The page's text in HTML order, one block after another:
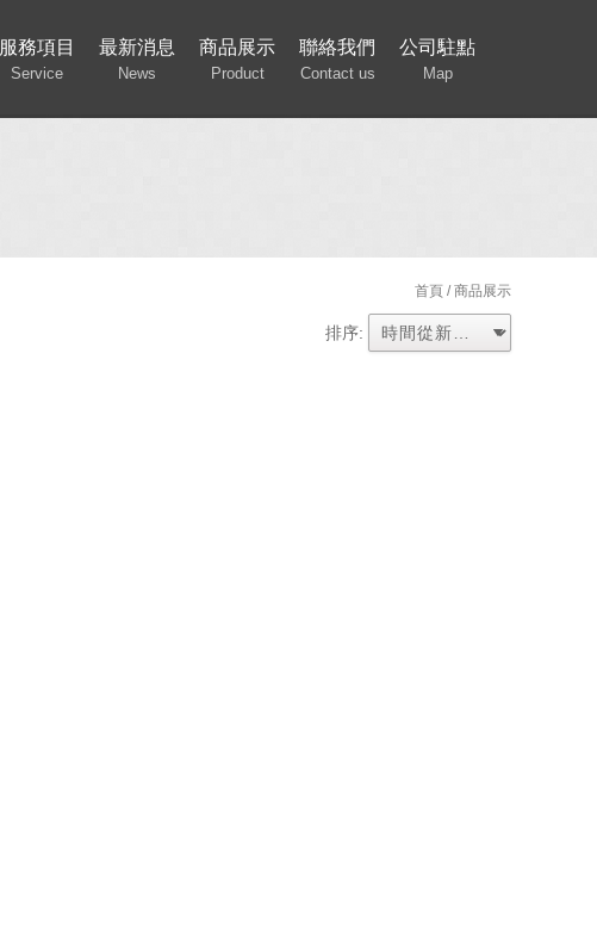
服務項目
Service
最新消息
News
商品展示
Product
聯絡我們
Contact us
公司駐點
Map
首頁 / 商品展示
排序: